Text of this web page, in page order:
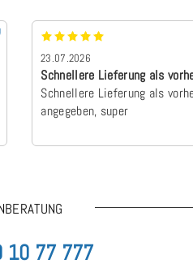
23.07.2026
Schnellere Lieferung als
angegebe…
Schnellere Lieferung als
angegeben, super
10 77 777